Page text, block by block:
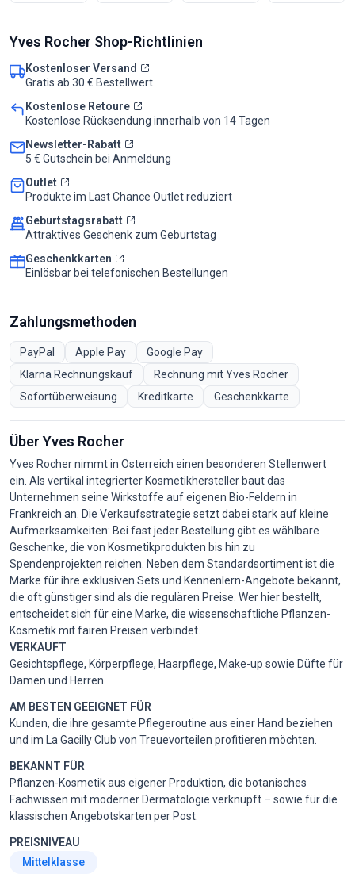
Yves Rocher Shop-Richtlinien
Kostenloser Versand
Gratis ab 30 € Bestellwert
Kostenlose Retoure
Kostenlose Rücksendung innerhalb von 14 Tagen
Newsletter-Rabatt
5 € Gutschein bei Anmeldung
Outlet
Produkte im Last Chance Outlet reduziert
Geburtstagsrabatt
Attraktives Geschenk zum Geburtstag
Geschenkkarten
Einlösbar bei telefonischen Bestellungen
Zahlungsmethoden
PayPal Apple Pay
Google Pay
Klarna Rechnungskauf
Rechnung mit Yves Rocher
Sofortüberweisung
Kreditkarte Geschenkkarte
Über Yves Rocher
Yves Rocher nimmt in Österreich einen besonderen Stellenwert
ein. Als vertikal integrierter Kosmetikhersteller baut das
Unternehmen seine Wirkstoffe auf eigenen Bio-Feldern in
Frankreich an. Die Verkaufsstrategie setzt dabei stark auf kleine
Aufmerksamkeiten: Bei fast jeder Bestellung gibt es wählbare
Geschenke, die von Kosmetikprodukten bis hin zu
Spendenprojekten reichen. Neben dem Standardsortiment ist die
Marke für ihre exklusiven Sets und Kennenlern-Angebote bekannt,
die oft günstiger sind als die regulären Preise. Wer hier bestellt,
entscheidet sich für eine Marke, die wissenschaftliche Pflanzen-
Kosmetik mit fairen Preisen verbindet.
VERKAUFT
Gesichtspflege, Körperpflege, Haarpflege, Make-up sowie Düfte für
Damen und Herren.
AM BESTEN GEEIGNET FÜR
Kunden, die ihre gesamte Pflegeroutine aus einer Hand beziehen
und im La Gacilly Club von Treuevorteilen profitieren möchten.
BEKANNT FÜR
Pflanzen-Kosmetik aus eigener Produktion, die botanisches
Fachwissen mit moderner Dermatologie verknüpft – sowie für die
klassischen Angebotskarten per Post.
PREISNIVEAU
Mittelklasse